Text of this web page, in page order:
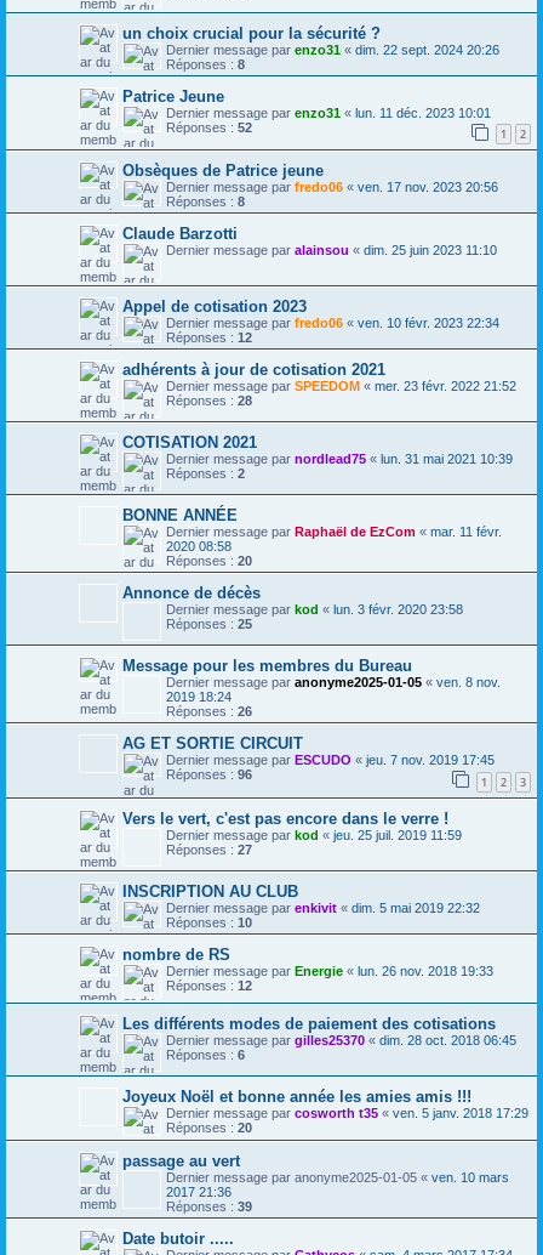
un choix crucial pour la sécurité ?
Dernier message par enzo31 « dim. 22 sept. 2024 20:26
Réponses : 8
Patrice Jeune
Dernier message par enzo31 « lun. 11 déc. 2023 10:01
Réponses : 52 1 2
Obsèques de Patrice jeune
Dernier message par fredo06 « ven. 17 nov. 2023 20:56
Réponses : 8
Claude Barzotti
Dernier message par alainsou « dim. 25 juin 2023 11:10
Appel de cotisation 2023
Dernier message par fredo06 « ven. 10 févr. 2023 22:34
Réponses : 12
adhérents à jour de cotisation 2021
Dernier message par SPEEDOM « mer. 23 févr. 2022 21:52
Réponses : 28
COTISATION 2021
Dernier message par nordlead75 « lun. 31 mai 2021 10:39
Réponses : 2
BONNE ANNÉE
Dernier message par Raphaël de EzCom « mar. 11 févr.
2020 08:58
Réponses : 20
Annonce de décès
Dernier message par kod « lun. 3 févr. 2020 23:58
Réponses : 25
Message pour les membres du Bureau
Dernier message par anonyme2025-01-05 « ven. 8 nov.
2019 18:24
Réponses : 26
AG ET SORTIE CIRCUIT
Dernier message par ESCUDO « jeu. 7 nov. 2019 17:45
Réponses : 96 1 2 3
Vers le vert, c'est pas encore dans le verre !
Dernier message par kod « jeu. 25 juil. 2019 11:59
Réponses : 27
INSCRIPTION AU CLUB
Dernier message par enkivit « dim. 5 mai 2019 22:32
Réponses : 10
nombre de RS
Dernier message par Energie « lun. 26 nov. 2018 19:33
Réponses : 12
Les différents modes de paiement des cotisations
Dernier message par gilles25370 « dim. 28 oct. 2018 06:45
Réponses : 6
Joyeux Noël et bonne année les amies amis !!!
Dernier message par cosworth t35 « ven. 5 janv. 2018 17:29
Réponses : 20
passage au vert
Dernier message par anonyme2025-01-05 « ven. 10 mars
2017 21:36
Réponses : 39
Date butoir .....